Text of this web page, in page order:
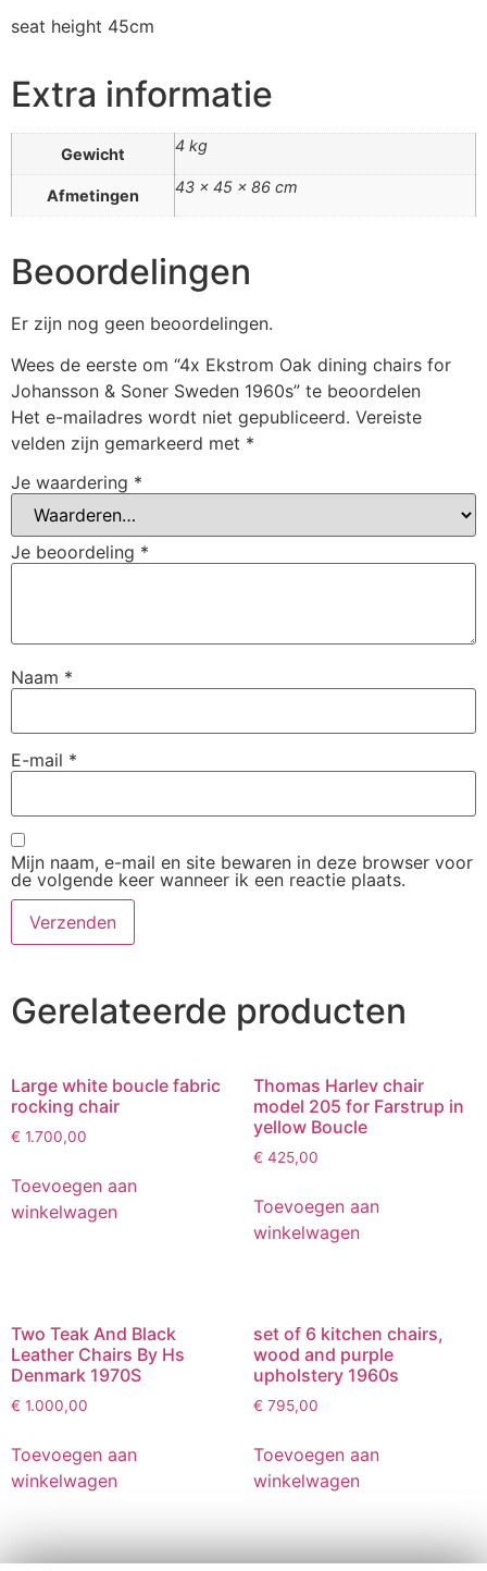
seat height 45cm
Extra informatie
Gewicht 4 kg
Afmetingen 43 × 45 × 86 cm
Beoordelingen
Er zijn nog geen beoordelingen.
Wees de eerste om “4x Ekstrom Oak dining chairs for
Johansson & Soner Sweden 1960s” te beoordelen
Het e-mailadres wordt niet gepubliceerd. Vereiste
velden zijn gemarkeerd met *
Je waardering *
Je beoordeling *
Naam *
E-mail *
Mijn naam, e-mail en site bewaren in deze browser voor
de volgende keer wanneer ik een reactie plaats.
Gerelateerde producten
Large white boucle fabric
rocking chair
€ 1.700,00
Toevoegen aan
winkelwagen
Thomas Harlev chair
model 205 for Farstrup in
yellow Boucle
€ 425,00
Toevoegen aan
winkelwagen
Two Teak And Black
Leather Chairs By Hs
Denmark 1970S
€ 1.000,00
Toevoegen aan
winkelwagen
set of 6 kitchen chairs,
wood and purple
upholstery 1960s
€ 795,00
Toevoegen aan
winkelwagen